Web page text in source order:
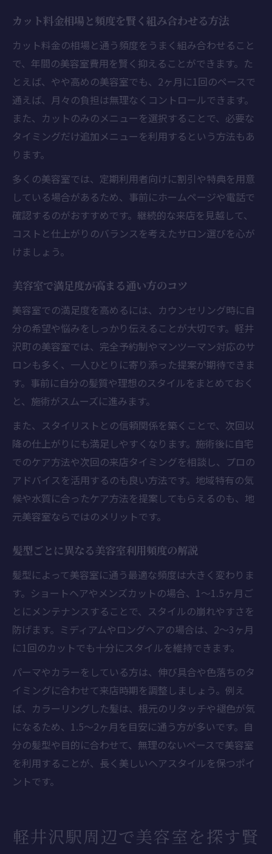
カット料金相場と頻度を賢く組み合わせる方法
カット料金の相場と通う頻度をうまく組み合わせること
で、年間の美容室費用を賢く抑えることができます。た
とえば、やや高めの美容室でも、2ヶ月に1回のペースで
通えば、月々の負担は無理なくコントロールできます。
また、カットのみのメニューを選択することで、必要な
タイミングだけ追加メニューを利用するという方法もあ
ります。
多くの美容室では、定期利用者向けに割引や特典を用意
している場合があるため、事前にホームページや電話で
確認するのがおすすめです。継続的な来店を見越して、
コストと仕上がりのバランスを考えたサロン選びを心が
けましょう。
美容室で満足度が高まる通い方のコツ
美容室での満足度を高めるには、カウンセリング時に自
分の希望や悩みをしっかり伝えることが大切です。軽井
沢町の美容室では、完全予約制やマンツーマン対応のサ
ロンも多く、一人ひとりに寄り添った提案が期待できま
す。事前に自分の髪質や理想のスタイルをまとめておく
と、施術がスムーズに進みます。
また、スタイリストとの信頼関係を築くことで、次回以
降の仕上がりにも満足しやすくなります。施術後に自宅
でのケア方法や次回の来店タイミングを相談し、プロの
アドバイスを活用するのも良い方法です。地域特有の気
候や水質に合ったケア方法を提案してもらえるのも、地
元美容室ならではのメリットです。
髪型ごとに異なる美容室利用頻度の解説
髪型によって美容室に通う最適な頻度は大きく変わりま
す。ショートヘアやメンズカットの場合、1〜1.5ヶ月ご
とにメンテナンスすることで、スタイルの崩れやすさを
防げます。ミディアムやロングヘアの場合は、2〜3ヶ月
に1回のカットでも十分にスタイルを維持できます。
パーマやカラーをしている方は、伸び具合や色落ちのタ
イミングに合わせて来店時期を調整しましょう。例え
ば、カラーリングした髪は、根元のリタッチや褪色が気
になるため、1.5〜2ヶ月を目安に通う方が多いです。自
分の髪型や目的に合わせて、無理のないペースで美容室
を利用することが、長く美しいヘアスタイルを保つポイ
ントです。
軽井沢駅周辺で美容室を探す賢